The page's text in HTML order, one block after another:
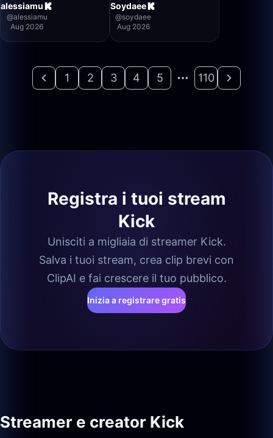
alessiamu
@alessiamu
Aug 2026
Soydaee
@soydaee
Aug 2026
1 2 3 4 5 110
Registra i tuoi stream
Kick
Unisciti a migliaia di streamer Kick.
Salva i tuoi stream, crea clip brevi con
ClipAI e fai crescere il tuo pubblico.
Inizia a registrare gratis
Streamer e creator Kick